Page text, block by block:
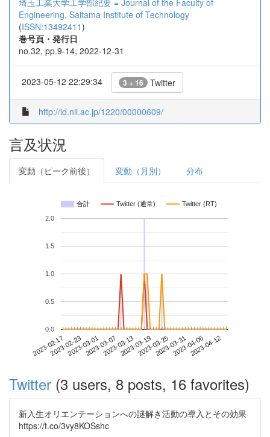
埼玉工業大学工学部紀要 = Journal of the Faculty of
Engineering, Saitama Institute of Technology
(ISSN:13492411)
巻号頁・発行日
no.32, pp.9-14, 2022-12-31
2023-05-12 22:29:34 3 + 16 Twitter
http://id.nii.ac.jp/1220/00000609/
言及状況
変動（ピーク前後） 変動（月別） 分布
合計 Twitter (通常) Twitter (RT)
2023-02-172023-02-232023-03-012023-03-072023-03-132023-03-192023-03-252023-03-312023-04-062023-04-12
0.0
0.5
1.0
1.5
2.0
Twitter (3 users, 8 posts, 16 favorites)
新入生オリエンテーションへの謎解き活動の導入とその効果
https://t.co/3vy8KOSshc